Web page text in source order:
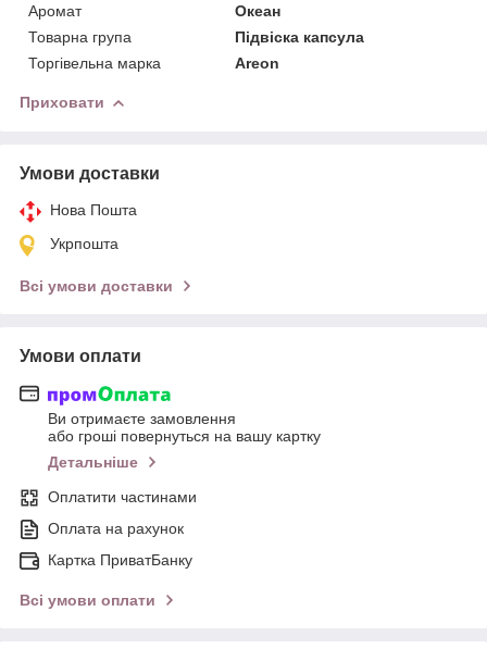
Аромат
Океан
Товарна група
Підвіска капсула
Торгівельна марка
Areon
Приховати
Умови доставки
Нова Пошта
Укрпошта
Всі умови доставки
Умови оплати
Ви отримаєте замовлення
або гроші повернуться на вашу картку
Детальніше
Оплатити частинами
Оплата на рахунок
Картка ПриватБанку
Всі умови оплати